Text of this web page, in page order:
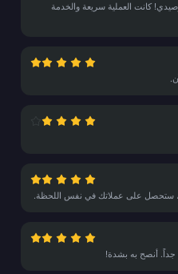
كانت العملية سريعة والخدمة
جداً. أنصح به بشدة!